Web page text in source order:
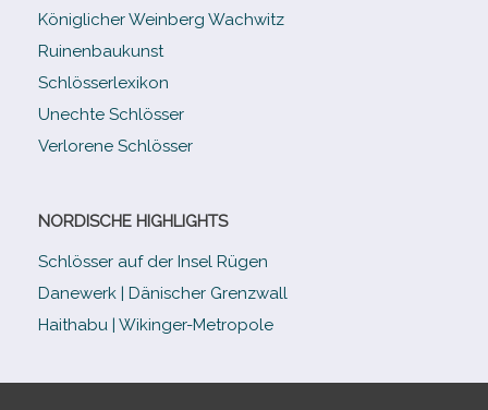
Königlicher Weinberg Wachwitz
Ruinenbaukunst
Schlösserlexikon
Unechte Schlösser
Verlorene Schlösser
NORDISCHE HIGHLIGHTS
Schlösser auf der Insel Rügen
Danewerk | Dänischer Grenzwall
Haithabu | Wikinger-Metropole